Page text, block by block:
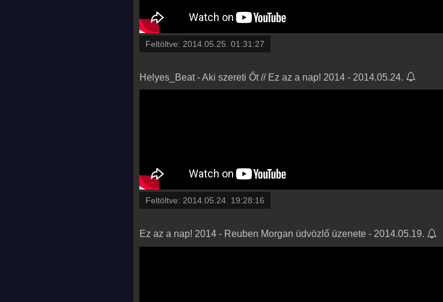
Feltöltve: 2014.05.25. 01:31:27
Helyes_Beat - Aki szereti Őt // Ez az a nap! 2014 - 2014.05.24.
Feltöltve: 2014.05.24. 19:28:16
Ez az a nap! 2014 - Reuben Morgan üdvözlő üzenete - 2014.05.19.